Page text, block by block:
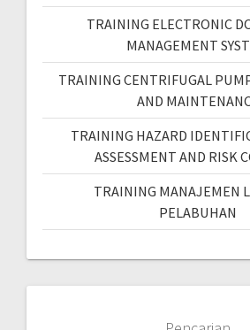
TRAINING ELECTRONIC
MANAGEMENT
TRAINING CENTRIFUGAL
AND
TRAINING HAZARD
ASSESSMENT AND RISK
TRAINING MANAJEMEN
PELABUHAN